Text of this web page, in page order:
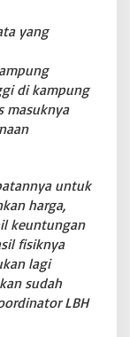
yang
di kampung
masuknya
untuk
harga,
keuntungan
fisiknya
lagi
sudah
LBH